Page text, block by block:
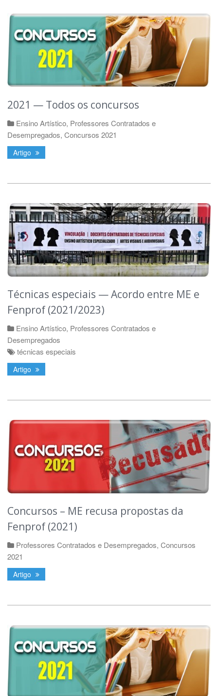
2021 — Todos os concursos
Ensino Artístico, Professores Contratados e
Desempregados, Concursos 2021
Artigo
Técnicas especiais — Acordo entre ME e
Fenprof (2021/2023)
Ensino Artístico, Professores Contratados e
Desempregados
técnicas especiais
Artigo
Concursos – ME recusa propostas da
Fenprof (2021)
Professores Contratados e Desempregados, Concursos
2021
Artigo